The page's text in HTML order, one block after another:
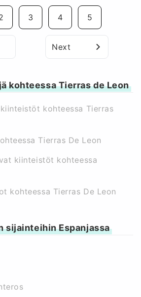
3 4 5
Next
kohteessa Tierras de Leon
kohteessa Tierras
Tierras De Leon
kiinteistöt kohteessa
kohteessa Tierras De Leon
Espanjassa